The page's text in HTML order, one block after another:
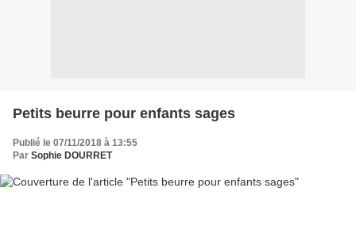
Petits beurre pour enfants sages
Publié le 07/11/2018 à 13:55
Par Sophie DOURRET